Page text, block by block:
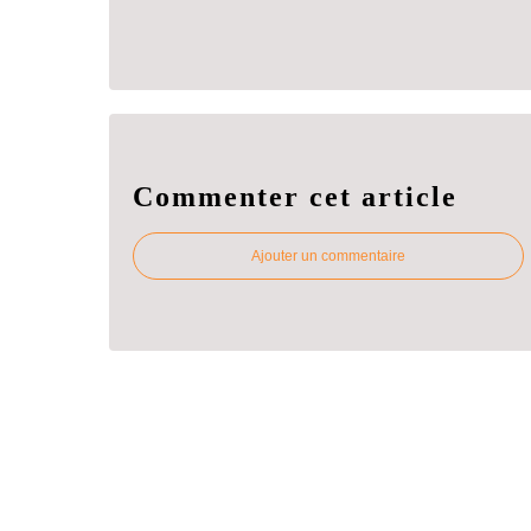
Commenter cet article
Ajouter un commentaire